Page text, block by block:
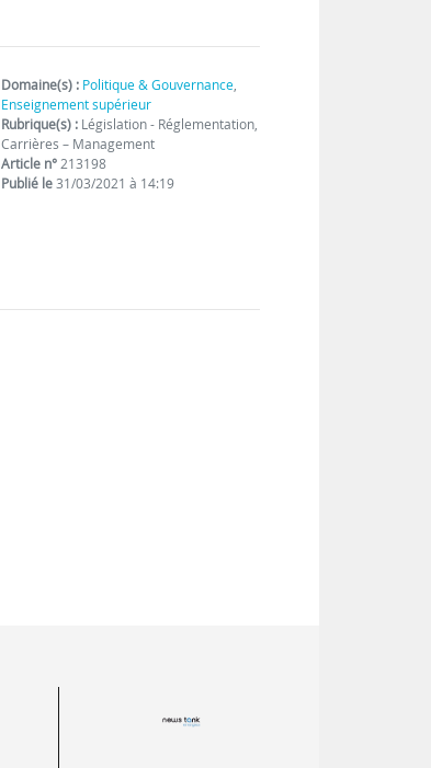
Domaine(s) : Politique & Gouvernance,
Enseignement supérieur
Rubrique(s) : Législation - Réglementation,
Carrières – Management
Article n°213198
Publié le31/03/2021 à 14:19